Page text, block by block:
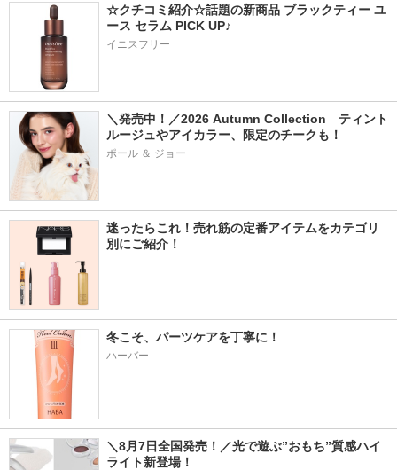
☆クチコミ紹介☆話題の新商品 ブラックティー ユ
ース セラム PICK UP♪
イニスフリー
＼発売中！／2026 Autumn Collection　ティント
ルージュやアイカラー、限定のチークも！
ポール ＆ ジョー
迷ったらこれ！売れ筋の定番アイテムをカテゴリ
別にご紹介！
冬こそ、パーツケアを丁寧に！
ハーバー
＼8月7日全国発売！／光で遊ぶ”おもち”質感ハイ
ライト新登場！